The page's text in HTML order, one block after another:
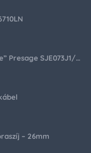
Seiko “Baby Snowflake” Presage SJE073J1/SARA015 Limited Edition
– 26mm